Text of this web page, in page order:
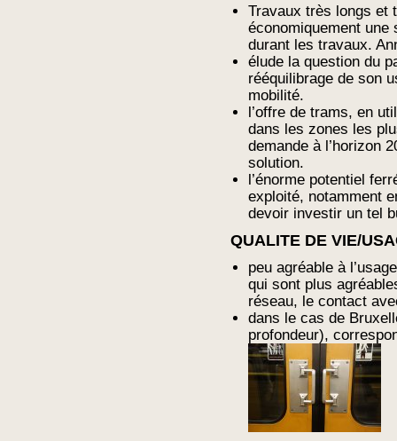
Travaux très longs et
économiquement une
durant les travaux.
élude la question du
rééquilibrage de son
mobilité.
l’offre de trams, en
dans les zones les
demande à l’horizon
solution.
l’énorme potentiel
exploité, notamment
devoir investir un tel
QUALITE DE VIE/
peu agréable à
qui sont plus
réseau, le contact
dans le cas de
profondeur),